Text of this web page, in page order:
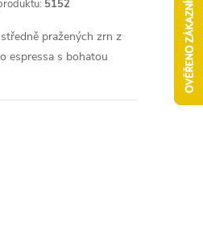
5152
pražených zrn z
espressa s bohatou